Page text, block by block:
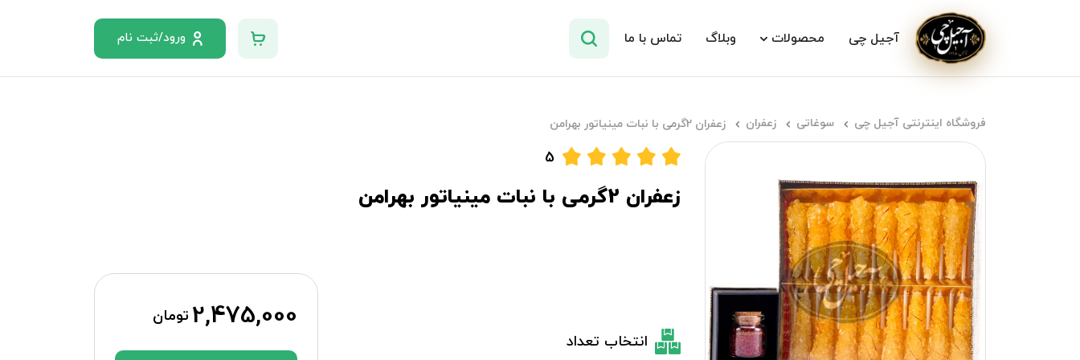
آجیل چی محصولات وبلاگ تماس با ما ورود/ثبت نام
فروشگاه اینترنتی آجیل چی سوغاتی زعفران زعفران 2گرمی با نبات مینیاتور بهرامن
5
زعفران 2گرمی با نبات مینیاتور بهرامن
انتخاب تعداد
2,475,000 تومان